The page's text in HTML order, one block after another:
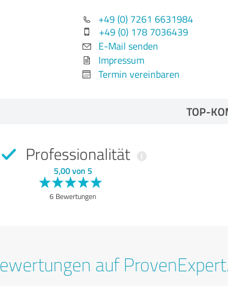
+49 (0) 7261 6631984
+49 (0) 178 7036439
E-Mail senden
Impressum
Termin vereinbaren
TOP-
Professionalität
5,00 von 5
6 Bewertungen
auf